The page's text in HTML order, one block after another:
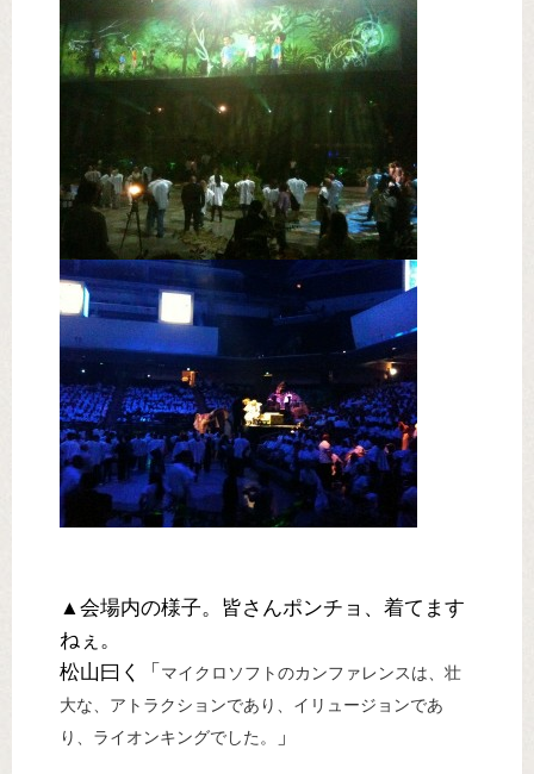
▲会場内の様子。皆さんポンチョ、着てます
ねぇ。
松山曰く「 マイクロソフトのカンファレンスは、壮
大な、アトラクションであり、イリュージョンであ
り、ライオンキングでした。
」